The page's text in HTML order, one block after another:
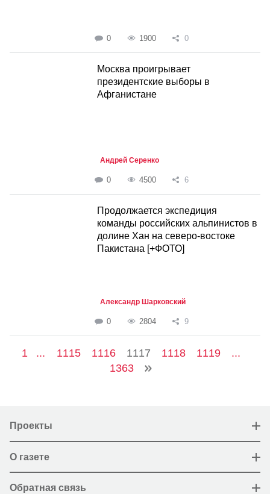
0 1900 0
Москва проигрывает
президентские выборы в
Афганистане
Андрей Серенко
0 4500 6
Продолжается экспедиция
команды российских альпинистов в
долине Хан на северо-востоке
Пакистана [+ФОТО]
Александр Шарковский
0 2804 9
1 ... 1115 1116 1117 1118 1119
...
1363
Проекты
О газете
Обратная связь